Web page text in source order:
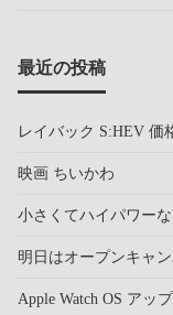
最近の投稿
レイバック S:HEV 価
映画 ちいかわ
小さくてハイパワー
明日はオープンキャ
Apple Watch OS アッ